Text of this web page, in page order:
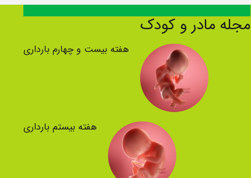
مجله مادر و کودک
هفته بیست و چهارم بارداری
هفته بیستم بارداری